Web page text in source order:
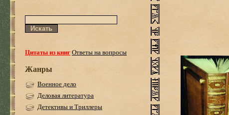
Цитаты из книгОтветы на вопросы
Жанры
Военное дело
Деловая литература
Детективы и Триллеры